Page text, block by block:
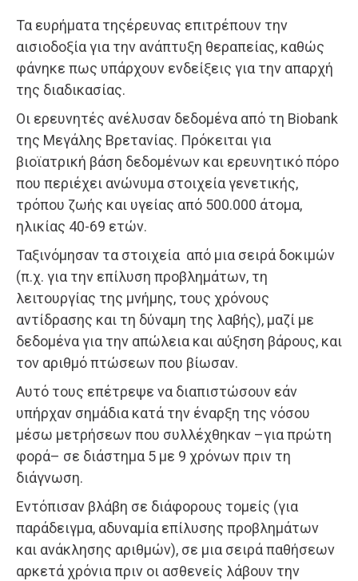
Τα ευρήματα τηςέρευνας επιτρέπουν την
αισιοδοξία για την ανάπτυξη θεραπείας, καθώς
φάνηκε πως υπάρχουν ενδείξεις για την απαρχή
της διαδικασίας.
Οι ερευνητές ανέλυσαν δεδομένα από τη Biobank
της Μεγάλης Βρετανίας. Πρόκειται για
βιοϊατρική βάση δεδομένων και ερευνητικό πόρο
που περιέχει ανώνυμα στοιχεία γενετικής,
τρόπου ζωής και υγείας από 500.000 άτομα,
ηλικίας 40-69 ετών.
Ταξινόμησαν τα στοιχεία από μια σειρά δοκιμών
(π.χ. για την επίλυση προβλημάτων, τη
λειτουργίας της μνήμης, τους χρόνους
αντίδρασης και τη δύναμη της λαβής), μαζί με
δεδομένα για την απώλεια και αύξηση βάρους, και
τον αριθμό πτώσεων που βίωσαν.
Αυτό τους επέτρεψε να διαπιστώσουν εάν
υπήρχαν σημάδια κατά την έναρξη της νόσου
μέσω μετρήσεων που συλλέχθηκαν –για πρώτη
φορά– σε διάστημα 5 με 9 χρόνων πριν τη
διάγνωση.
Εντόπισαν βλάβη σε διάφορους τομείς (για
παράδειγμα, αδυναμία επίλυσης προβλημάτων
και ανάκλησης αριθμών), σε μια σειρά παθήσεων
αρκετά χρόνια πριν οι ασθενείς λάβουν την